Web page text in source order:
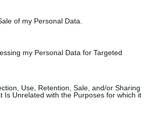
of my Personal Data.
my Personal Data for Targeted
Use, Retention, Sale, and/or Sharing
Is Unrelated with the Purposes for which it
Tomas Haegermark,
ska nämligen tas in i samarbetet.
är en hyllning till Greenpeace-
värde, säger Haegermark.
att sköta, men